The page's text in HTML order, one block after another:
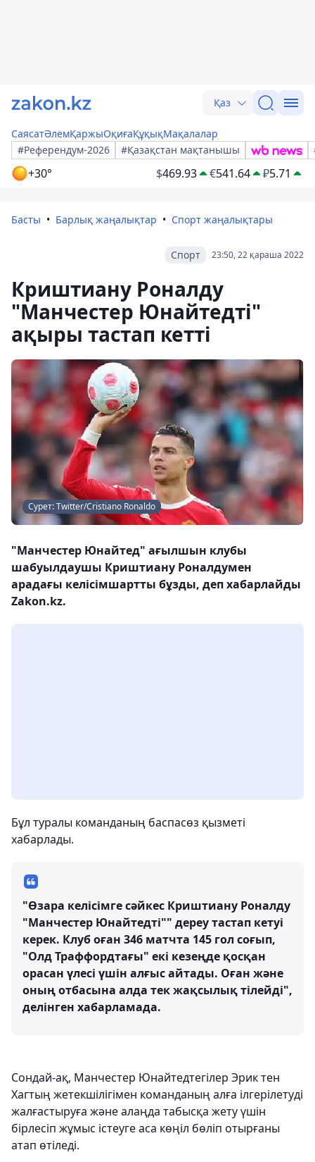
Қаз
СаясатӘлемҚаржыОқиғаҚұқықМақалалар
#Референдум-2026
#Қазақстан мақтанышы
+30° $469.93 €541.64 ₽5.71
Басты Барлық жаңалықтар Спорт жаңалықтары
23:50, 22 қараша 2022
Спорт
Криштиану Роналду
"Манчестер Юнайтедті"
ақыры тастап кетті
Сурет: Twitter/Cristiano Ronaldo
"Манчестер Юнайтед" ағылшын клубы
шабуылдаушы Криштиану Роналдумен
арадағы келісімшартты бұзды, деп хабарлайды
Zakon.kz.
Бұл туралы команданың баспасөз қызметі
хабарлады.
"Өзара келісімге сәйкес Криштиану Роналду
"Манчестер Юнайтедті"" дереу тастап кетуі
керек. Клуб оған 346 матчта 145 гол соғып,
"Олд Траффордтағы" екі кезеңде қосқан
орасан үлесі үшін алғыс айтады. Оған және
оның отбасына алда тек жақсылық тілейді",
делінген хабарламада.
Сондай-ақ, Манчестер Юнайтедтегілер Эрик тен
Хагтың жетекшілігімен команданың алға ілгерілетуді
жалғастыруға және алаңда табысқа жету үшін
бірлесіп жұмыс істеуге аса көңіл бөліп отырғаны
атап өтіледі.